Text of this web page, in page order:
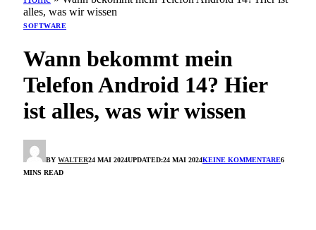
alles, was wir wissen
SOFTWARE
Wann bekommt mein
Telefon Android 14? Hier
ist alles, was wir wissen
BY WALTER24 MAI 2024UPDATED:24 MAI 2024KEINE KOMMENTARE6
MINS READ